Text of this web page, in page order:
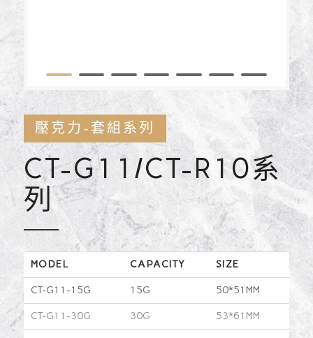
壓克力-套組系列
CT-G11/CT-R10系
列
MODEL CAPACITY SIZE
CT-G11-15G 15G 50*51MM
CT-G11-30G 30G 53*61MM